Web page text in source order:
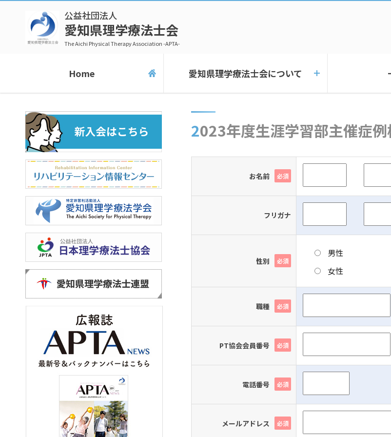
公益社団法人
愛知県理学療法士会
The Aichi Physical Therapy Association -APTA-
Home 愛知県理学療法士会について
2023年度生涯学習部主催症
お名前 必須
フリガナ
性別 必須
男性
女性
職種 必須
PT協会会員番号 必須
電話番号 必須
メールアドレス 必須